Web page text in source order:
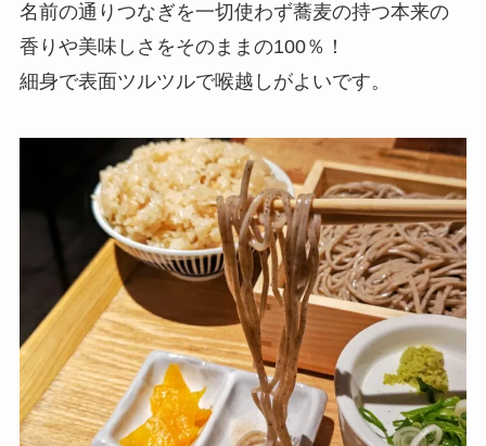
名前の通りつなぎを一切使わず蕎麦の持つ本来の
香りや美味しさをそのままの100％！
細身で表面ツルツルで喉越しがよいです。